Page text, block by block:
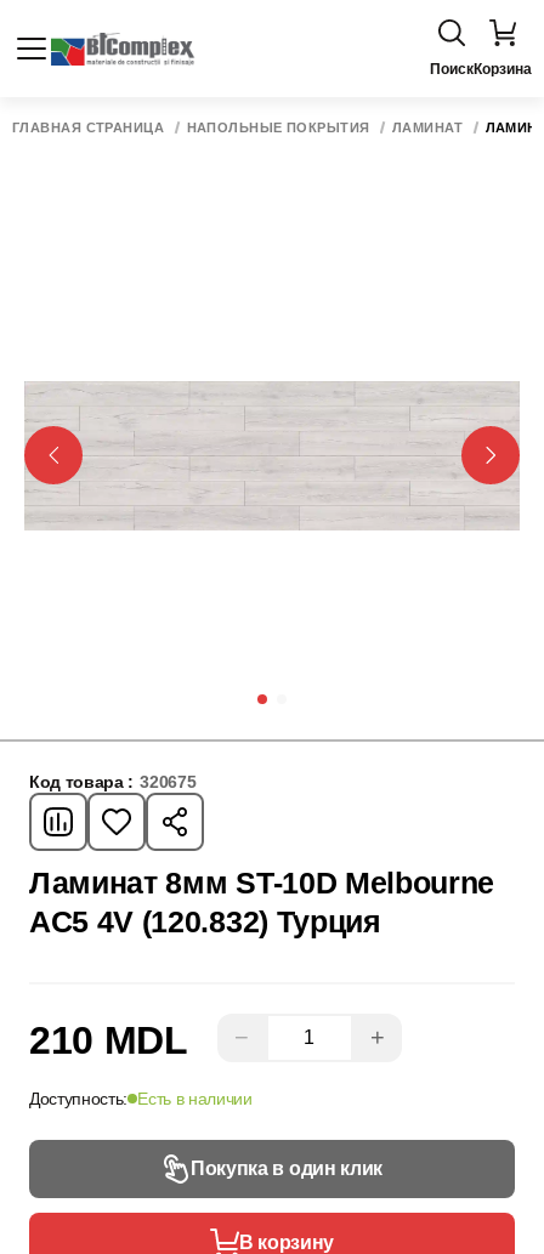
ПоискКорзина
ГЛАВНАЯ СТРАНИЦА НАПОЛЬНЫЕ ПОКРЫТИЯ ЛАМИНАТ
Код товара : 320675
Ламинат 8мм ST-10D Melbourne
AC5 4V (120.832) Турция
210 MDL − +
Доступность: Есть в наличии
Покупка в один клик
В корзину